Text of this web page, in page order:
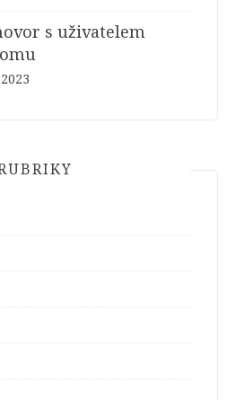
s uživatelem